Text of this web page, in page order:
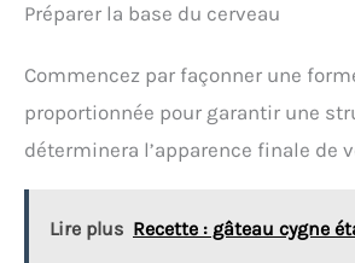
Préparer la base du cerveau
Commencez par façonner une
proportionnée pour garantir une
déterminera l’apparence finale de
Lire plus Recette : gâteau cygne